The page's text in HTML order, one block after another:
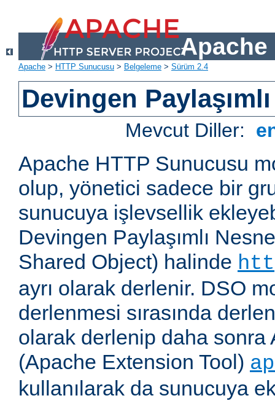
Apache
Apache > HTTP Sunucusu > Belgeleme > Sürüm 2.4
Devingen
Mevcut Diller:
Apache HTTP Sunucusu
olup, yönetici sadece bir
sunucuya işlevsellik
Devingen Paylaşımlı
Shared Object) halinde
ayrı olarak derlenir. DSO
derlenmesi sırasında
olarak derlenip daha sonra
(Apache Extension Tool)
kullanılarak da sunucuya